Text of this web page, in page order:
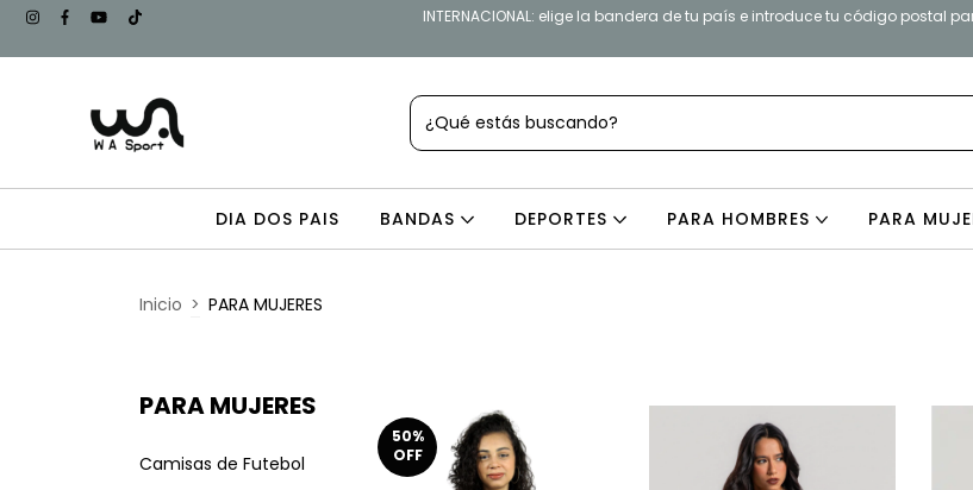
INTERNACIONAL: elige la bandera de tu país e introduce tu código postal
DIA DOS PAIS BANDAS DEPORTES PARA HOMBRES PARA
Inicio > PARA MUJERES
PARA MUJERES
Camisas de Futebol
50%
OFF